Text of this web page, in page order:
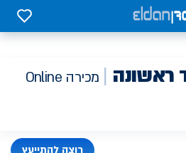
0
ראשונה מכירה Online
רוצה להתייעץ